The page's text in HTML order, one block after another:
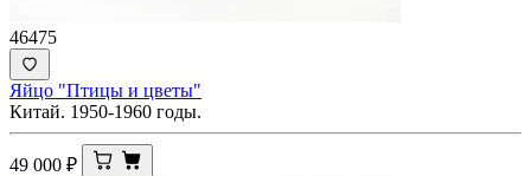
46475
Яйцо "Птицы и цветы"
Китай. 1950-1960 годы.
49 000 ₽